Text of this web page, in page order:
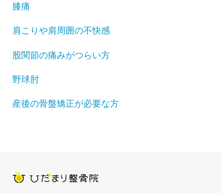
膝痛
肩こりや肩周囲の不快感
股関節の痛みがつらい方
野球肘
産後の骨盤矯正が必要な方